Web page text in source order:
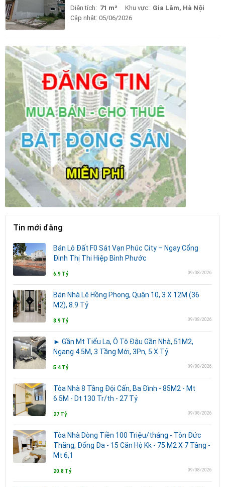
Diện tích: 71 m² Khu vực: Gia Lâm, Hà Nội
Cập nhật: 05/06/2026
Tin mới đăng
Bán Lô Đất F0 Sát Vạn Phúc City – Ngay Cổng
Đinh Thị Thi Hiệp Bình Phước
6.9 Tỷ 09/08/2026
Bán Nhà Lê Hồng Phong, Quận 10, 3 X 12M (36
M2), 8.9 Tỷ
8.9 Tỷ 09/08/2026
► Gần Mt Tiểu La, Ô Tô Đậu Gần Nhà, 51M2,
Ngang 4.5M, 3 Tầng Mới, 3Pn, 5.X Tỷ
5.4 Tỷ 09/08/2026
Tòa Nhà 8 Tầng Đội Cấn, Ba Đình - 85M2 - Mt
6.5M - Dt 130 Tr/th - 27 Tỷ
27 Tỷ 09/08/2026
Tòa Nhà Dòng Tiền 100 Triệu/tháng - Tôn Đức
Thắng, Đống Đa - 15 Căn Hộ Kk - 75 M2 X 7 Tầng -
Mt 6,1
20.8 Tỷ 09/08/2026